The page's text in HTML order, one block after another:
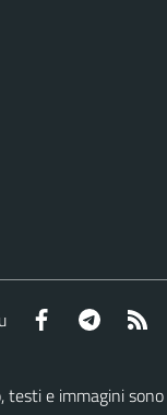
Facebook Telegram
e immagini sono